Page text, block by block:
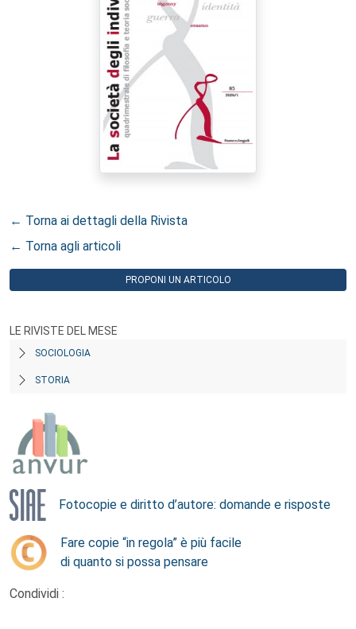
← Torna ai dettagli della Rivista
← Torna agli articoli
PROPONI UN ARTICOLO
LE RIVISTE DEL MESE
SOCIOLOGIA
STORIA
Fotocopie e diritto d’autore: domande e risposte
Fare copie “in regola” è più facile
di quanto si possa pensare
Condividi :